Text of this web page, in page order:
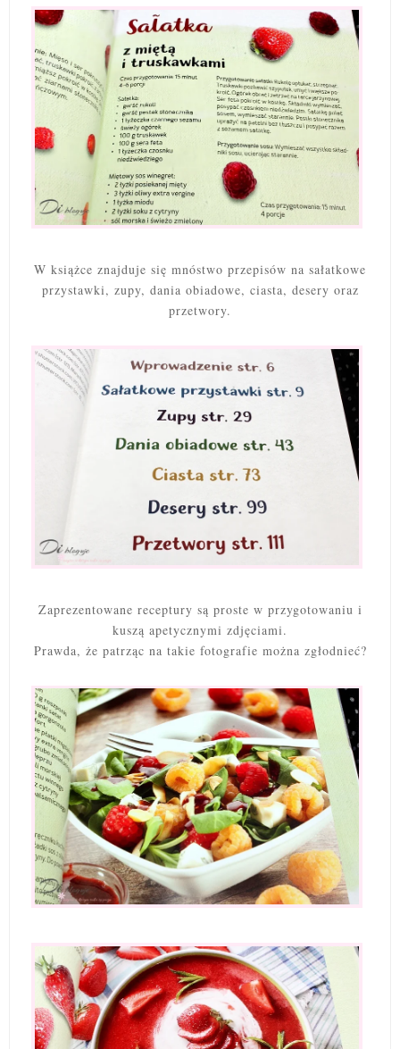
W książce znajduje się mnóstwo przepisów na sałatkowe
przystawki, zupy, dania obiadowe, ciasta, desery oraz
przetwory.
Zaprezentowane receptury są proste w przygotowaniu i
kuszą apetycznymi zdjęciami.
Prawda, że patrząc na takie fotografie można zgłodnieć?